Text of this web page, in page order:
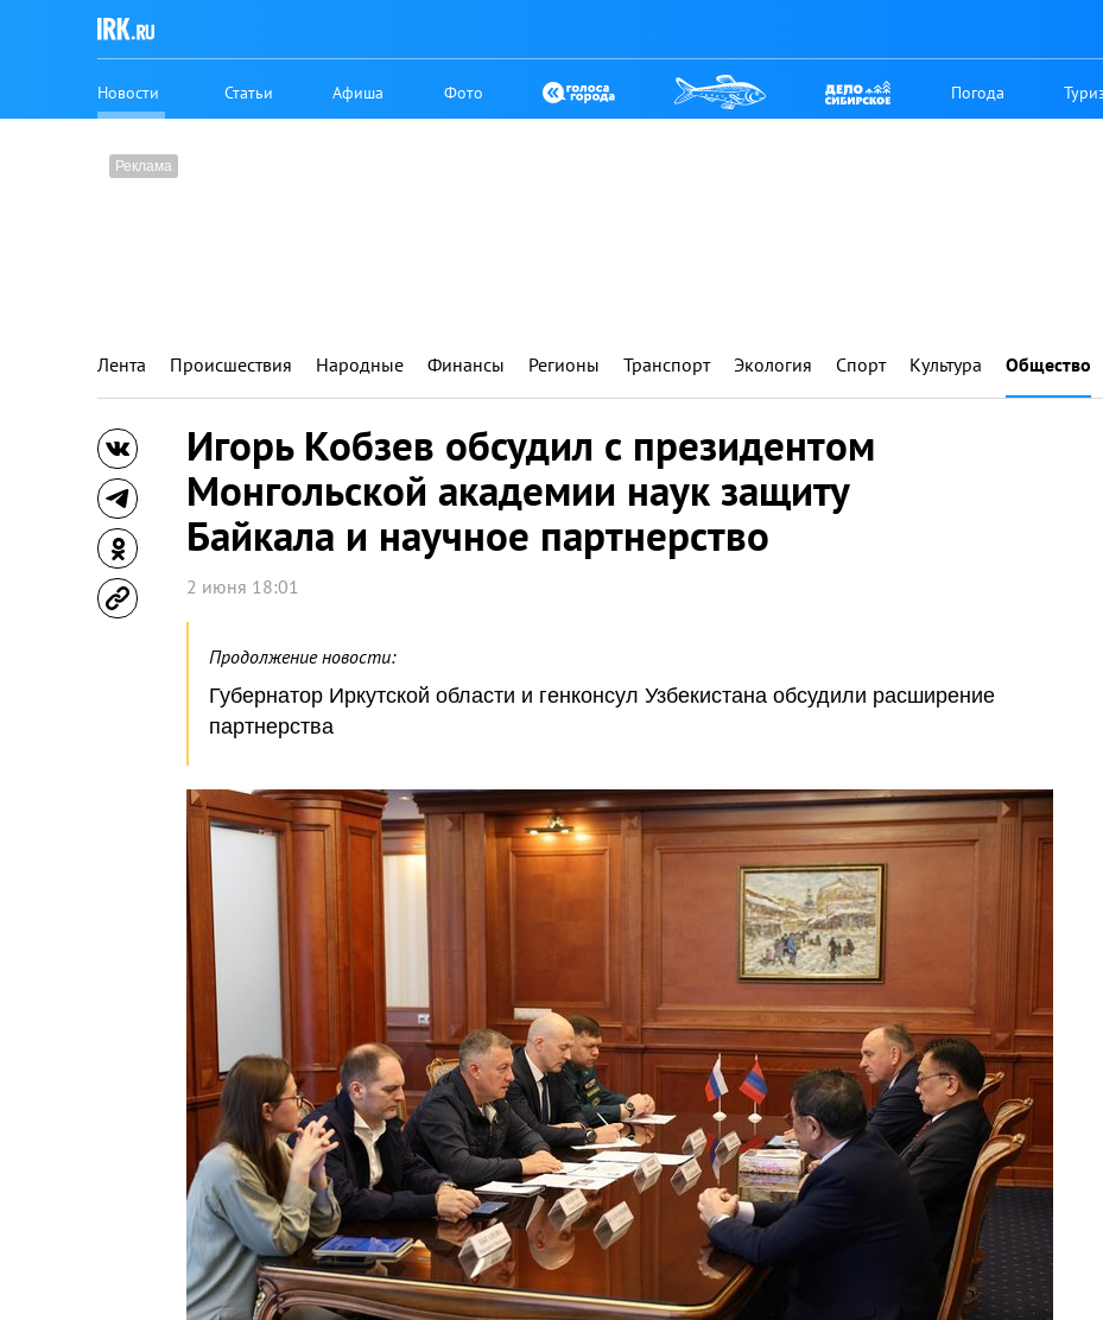
Новости Статьи Афиша Фото Погода
Лента Происшествия Народные Финансы Регионы Транспорт Экология Спорт Культура Общество
Игорь Кобзев обсудил с президентом
Монгольской академии наук защиту
Байкала и научное партнерство
2 июня 18:01
Продолжение новости:
Губернатор Иркутской области и генконсул Узбекистана обсудили расширение
партнерства